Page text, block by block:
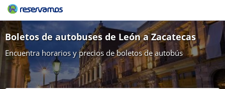
Boletos de autobuses de León a Zacatecas
Encuentra horarios y precios de boletos de autobús